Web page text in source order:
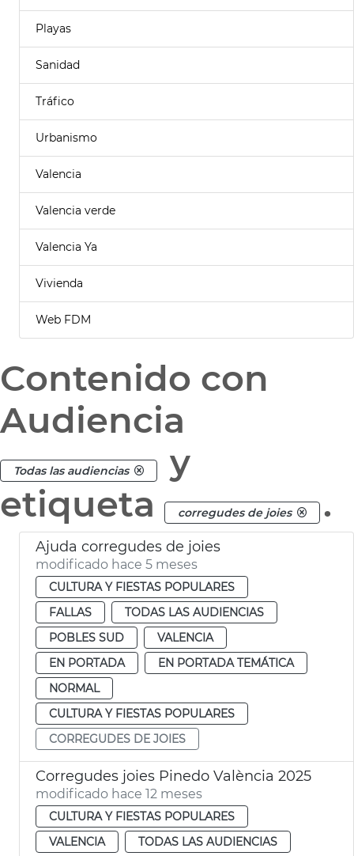
Playas
Sanidad
Tráfico
Urbanismo
Valencia
Valencia verde
Valencia Ya
Vivienda
Web FDM
Contenido con
Audiencia
Todas las audiencias
y
etiqueta
corregudes de joies .
Ajuda corregudes de joies
modificado hace 5 meses
CULTURA Y FIESTAS POPULARES
FALLAS
TODAS LAS AUDIENCIAS
POBLES SUD
VALENCIA
EN PORTADA
EN PORTADA TEMÁTICA
NORMAL
CULTURA Y FIESTAS POPULARES
CORREGUDES DE JOIES
Corregudes joies Pinedo València 2025
modificado hace 12 meses
CULTURA Y FIESTAS POPULARES
VALENCIA
TODAS LAS AUDIENCIAS